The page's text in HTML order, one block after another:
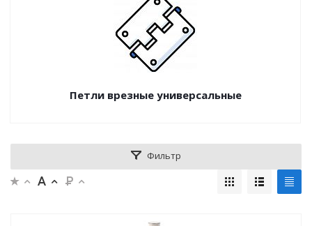
Петли врезные универсальные
Фильтр